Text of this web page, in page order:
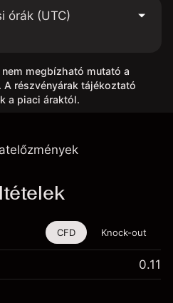
órák (UTC)
megbízható mutató a
részvényárak tájékoztató
a piaci áraktól.
CFD-ken és Knock-
CFD Knock-out
0.11